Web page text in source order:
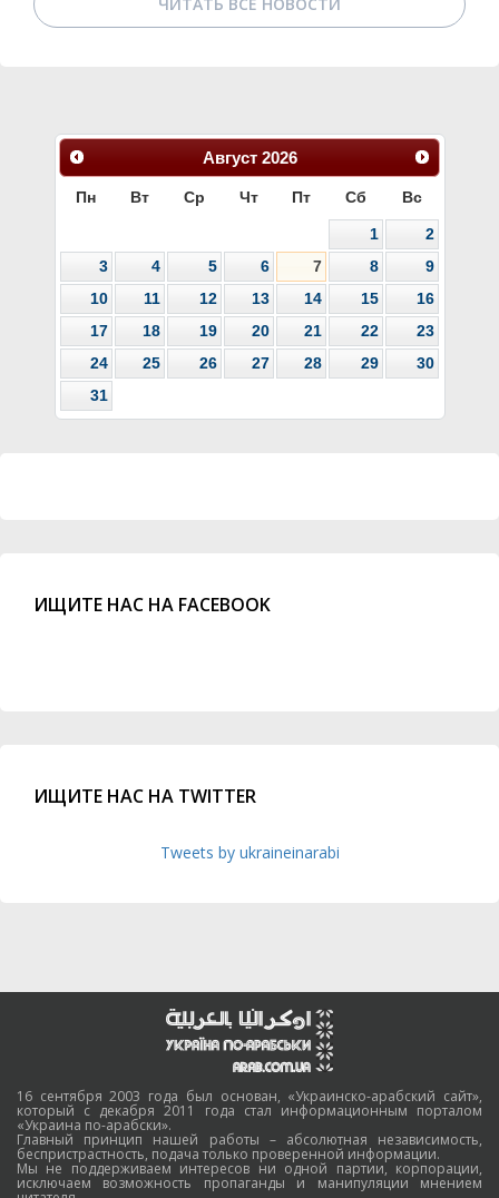
Август 2026
Пн Вт Ср Чт Пт Сб Вс
1
2
3
4 5 6 7 8
9
10
11 12 13 14 15
16
17
18 19 20 21 22
23
24
25 26 27 28 29
30
31
ИЩИТЕ НАС НА FACEBOOK
ИЩИТЕ НАС НА TWITTER
Tweets by ukraineinarabi
16 сентября 2003 года был основан, «Украинско-арабский сайт»,
который с декабря 2011 года стал информационным порталом
«Украина по-арабски».
Главный принцип нашей работы – абсолютная независимость,
беспристрастность, подача только проверенной информации.
Мы не поддерживаем интересов ни одной партии, корпорации,
исключаем возможность пропаганды и манипуляции мнением